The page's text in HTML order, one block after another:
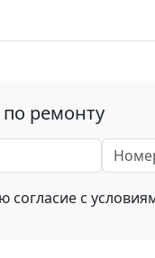
ремонту
Номер
согласие с